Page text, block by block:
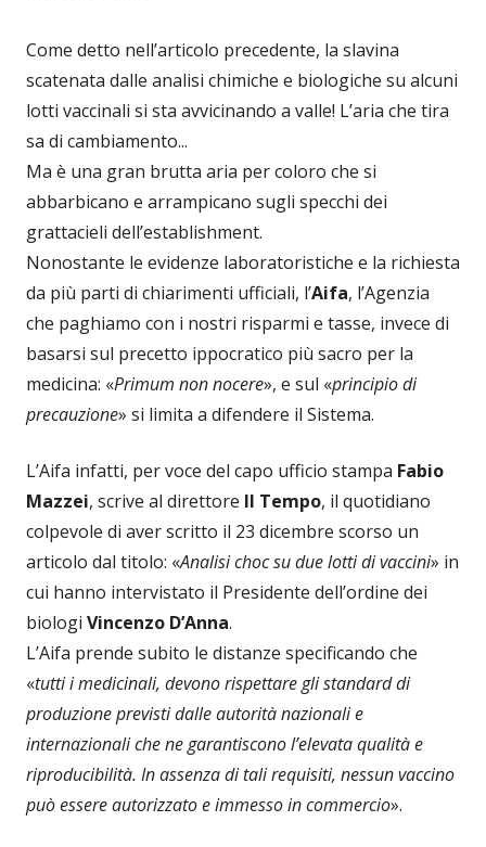
Come detto nell’articolo precedente, la slavina
scatenata dalle analisi chimiche e biologiche su alcuni
lotti vaccinali si sta avvicinando a valle! L’aria che tira
sa di cambiamento...
Ma è una gran brutta aria per coloro che si
abbarbicano e arrampicano sugli specchi dei
grattacieli dell’establishment.
Nonostante le evidenze laboratoristiche e la richiesta
da più parti di chiarimenti ufficiali, l’Aifa, l’Agenzia
che paghiamo con i nostri risparmi e tasse, invece di
basarsi sul precetto ippocratico più sacro per la
medicina: «Primum non nocere», e sul «principio di
precauzione» si limita a difendere il Sistema.
L’Aifa infatti, per voce del capo ufficio stampa Fabio
Mazzei, scrive al direttore Il Tempo, il quotidiano
colpevole di aver scritto il 23 dicembre scorso un
articolo dal titolo: «Analisi choc su due lotti di vaccini» in
cui hanno intervistato il Presidente dell’ordine dei
biologi Vincenzo D’Anna.
L’Aifa prende subito le distanze specificando che
«tutti i medicinali, devono rispettare gli standard di
produzione previsti dalle autorità nazionali e
internazionali che ne garantiscono l’elevata qualità e
riproducibilità. In assenza di tali requisiti, nessun vaccino
può essere autorizzato e immesso in commercio».